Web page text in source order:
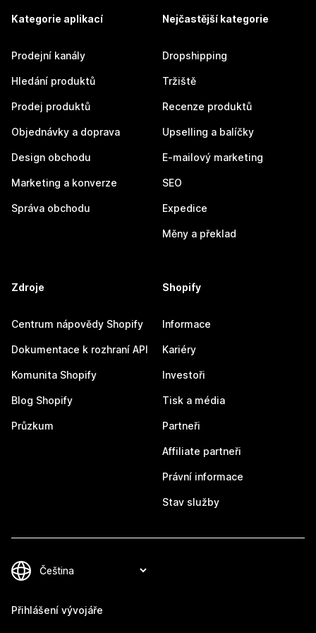
Kategorie aplikací
Prodejní kanály
Hledání produktů
Prodej produktů
Objednávky a doprava
Design obchodu
Marketing a konverze
Správa obchodu
Nejčastější kategorie
Dropshipping
Tržiště
Recenze produktů
Upselling a balíčky
E-mailový marketing
SEO
Expedice
Měny a překlad
Zdroje
Centrum nápovědy Shopify
Dokumentace k rozhraní API
Komunita Shopify
Blog Shopify
Průzkum
Shopify
Informace
Kariéry
Investoři
Tisk a média
Partneři
Affiliate partneři
Právní informace
Stav služby
Přihlášení vývojáře